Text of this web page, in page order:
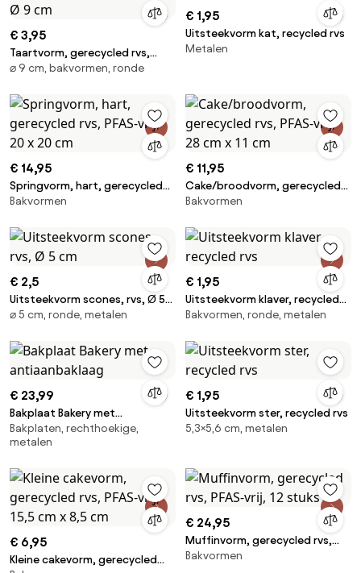
€ 3,95
Taartvorm, gerecycled rvs,
PFAS-vrij, losse bodem, Ø 9 cm
⌀ 9 cm, bakvormen, ronde
€ 1,95
Uitsteekvorm kat, recycled rvs
Metalen
€ 14,95
Springvorm, hart, gerecycled
rvs, PFAS-vrij, 20 x 20 cm
Bakvormen
€ 11,95
Cake/broodvorm, gerecycled
rvs, PFAS-vrij, 28 cm x 11 cm
Bakvormen
€ 2,5
Uitsteekvorm scones, rvs, Ø 5
cm
⌀ 5 cm, ronde, metalen
€ 1,95
Uitsteekvorm klaver, recycled
rvs
Bakvormen, ronde, metalen
€ 23,99
Bakplaat Bakery met
antiaanbaklaag
Bakplaten, rechthoekige,
metalen
€ 1,95
Uitsteekvorm ster, recycled rvs
5,3×5,6 cm, metalen
€ 6,95
Kleine cakevorm, gerecycled
€ 24,95
Muffinvorm, gerecycled rvs,
PFAS-vrij, 12 stuks
Bakvormen